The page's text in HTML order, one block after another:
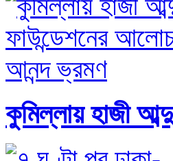
কুমিল্লায় হাজী